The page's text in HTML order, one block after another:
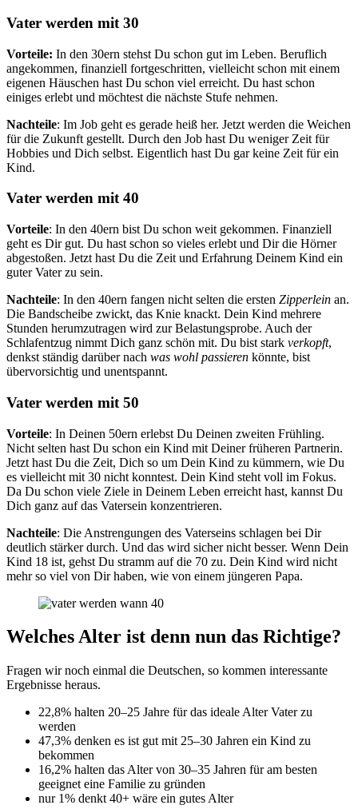
Vater werden mit 30
Vorteile: In den 30ern stehst Du schon gut im Leben. Beruflich
angekommen, finanziell fortgeschritten, vielleicht schon mit einem
eigenen Häuschen hast Du schon viel erreicht. Du hast schon
einiges erlebt und möchtest die nächste Stufe nehmen.
Nachteile: Im Job geht es gerade heiß her. Jetzt werden die Weichen
für die Zukunft gestellt. Durch den Job hast Du weniger Zeit für
Hobbies und Dich selbst. Eigentlich hast Du gar keine Zeit für ein
Kind.
Vater werden mit 40
Vorteile: In den 40ern bist Du schon weit gekommen. Finanziell
geht es Dir gut. Du hast schon so vieles erlebt und Dir die Hörner
abgestoßen. Jetzt hast Du die Zeit und Erfahrung Deinem Kind ein
guter Vater zu sein.
Nachteile: In den 40ern fangen nicht selten die ersten Zipperlein an.
Die Bandscheibe zwickt, das Knie knackt. Dein Kind mehrere
Stunden herumzutragen wird zur Belastungsprobe. Auch der
Schlafentzug nimmt Dich ganz schön mit. Du bist stark verkopft,
denkst ständig darüber nach was wohl passieren könnte, bist
übervorsichtig und unentspannt.
Vater werden mit 50
Vorteile: In Deinen 50ern erlebst Du Deinen zweiten Frühling.
Nicht selten hast Du schon ein Kind mit Deiner früheren Partnerin.
Jetzt hast Du die Zeit, Dich so um Dein Kind zu kümmern, wie Du
es vielleicht mit 30 nicht konntest. Dein Kind steht voll im Fokus.
Da Du schon viele Ziele in Deinem Leben erreicht hast, kannst Du
Dich ganz auf das Vatersein konzentrieren.
Nachteile: Die Anstrengungen des Vaterseins schlagen bei Dir
deutlich stärker durch. Und das wird sicher nicht besser. Wenn Dein
Kind 18 ist, gehst Du stramm auf die 70 zu. Dein Kind wird nicht
mehr so viel von Dir haben, wie von einem jüngeren Papa.
Welches Alter ist denn nun das Richtige?
Fragen wir noch einmal die Deutschen, so kommen interessante
Ergebnisse heraus.
22,8% halten 20–25 Jahre für das ideale Alter Vater zu
werden
47,3% denken es ist gut mit 25–30 Jahren ein Kind zu
bekommen
16,2% halten das Alter von 30–35 Jahren für am besten
geeignet eine Familie zu gründen
nur 1% denkt 40+ wäre ein gutes Alter